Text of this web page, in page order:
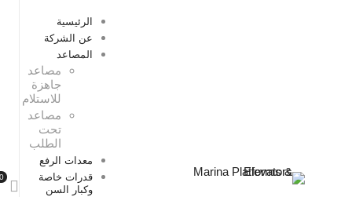
الرئيسية
عن الشركة
المصاعد
مصاعد
جاهزة
للاستلام
مصاعد
تحت
الطلب
معدات الرفع
قدرات خاصة
وكبار السن